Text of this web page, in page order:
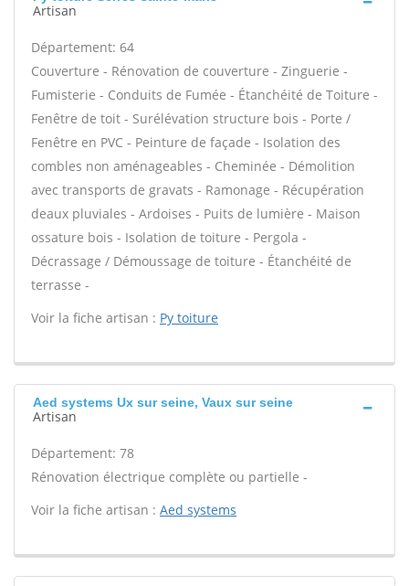
Artisan
Département: 64
Couverture - Rénovation de couverture - Zinguerie -
Fumisterie - Conduits de Fumée - Étanchéité de Toiture -
Fenêtre de toit - Surélévation structure bois - Porte /
Fenêtre en PVC - Peinture de façade - Isolation des
combles non aménageables - Cheminée - Démolition
avec transports de gravats - Ramonage - Récupération
deaux pluviales - Ardoises - Puits de lumière - Maison
ossature bois - Isolation de toiture - Pergola -
Décrassage / Démoussage de toiture - Étanchéité de
terrasse -
Voir la fiche artisan : Py toiture
Aed systems Ux sur seine, Vaux sur seine
Artisan
Département: 78
Rénovation électrique complète ou partielle -
Voir la fiche artisan : Aed systems